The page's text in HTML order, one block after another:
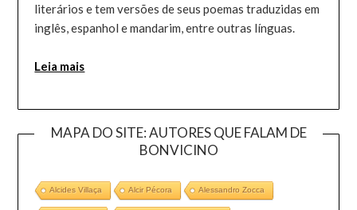
literários e tem versões de seus poemas traduzidas em
inglês, espanhol e mandarim, entre outras línguas.
Leia mais
MAPA DO SITE: AUTORES QUE FALAM DE
BONVICINO
Alcides Villaça Alcir Pécora Alessandro Zocca